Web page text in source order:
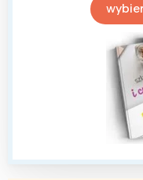
Warszawa
Trójmiasto
Wrocław